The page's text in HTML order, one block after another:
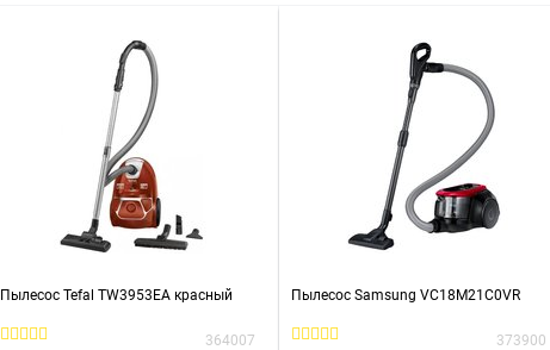
Пылесос Tefal TW3953EA красный
364007
Пылесос Samsung VC18M21C0VR
373900